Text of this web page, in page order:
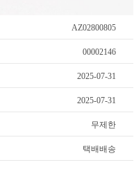
AZ02800805
00002146
2025-07-31
2025-07-31
무제한
택배배송